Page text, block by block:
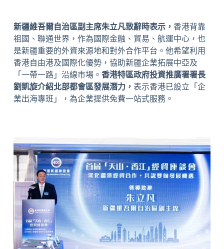
新疆維吾爾自治區副主席朱立凡致辭時表示， 香港背靠
祖國、聯通世界，作為國際金融、貿易、航運中心，也
是新疆重要的外資來源地和對外合作平台。他希望利用
香港自由港及國際化優勢，協助新疆企業拓展中亞及
「一帶一路」沿線市場。 香港特區政府投資推廣署署長
劉凱旋介紹北部都會區發展潛力， 表示香港已設立「企
業出海專班」，為企業提供免費一站式服務。